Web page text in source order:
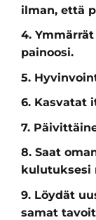
ilman, että
4.
painoosi.
5.
6. Kasvatat
7.
8. Saat
kulutuksesi
9. Löydät
samat